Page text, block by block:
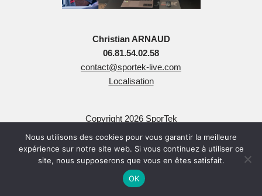
Christian ARNAUD
06.81.54.02.58
contact@sportek-live.com
Localisation
Copyright 2026 SporTek
Tous Droits Réservés
| Propulsé par
Nous utilisons des cookies pour vous garantir la meilleure
expérience sur notre site web. Si vous continuez à utiliser ce
site, nous supposerons que vous en êtes satisfait.
OK